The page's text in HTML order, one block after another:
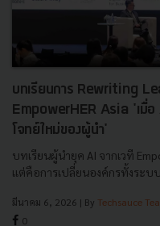
บทเรียนการ Rewriting
EmpowerHER Asia 'เมื่อ
โจทย์ใหม่ของผู้นำ'
บทเรียนผู้นำยุค AI จากเวที
แต่คือการเปลี่ยนองค์กรทั้งระบบ
มีนาคม 6, 2026 | By Techsauce
0